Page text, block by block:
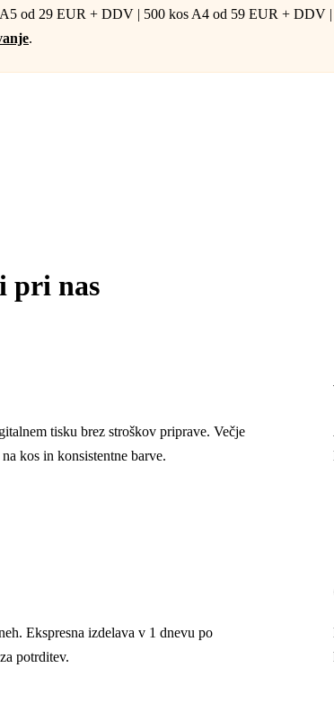
od 29 EUR + DDV | 500 kos A4 od 59 EUR + DDV
.
pri nas
tisku brez stroškov priprave. Večje
kos in konsistentne barve.
Ekspresna izdelava v 1 dnevu po
potrditev.